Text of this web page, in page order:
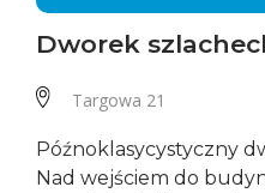
Dworek
Targowa 21
Późnoklasycystyczny
Nad wejściem do